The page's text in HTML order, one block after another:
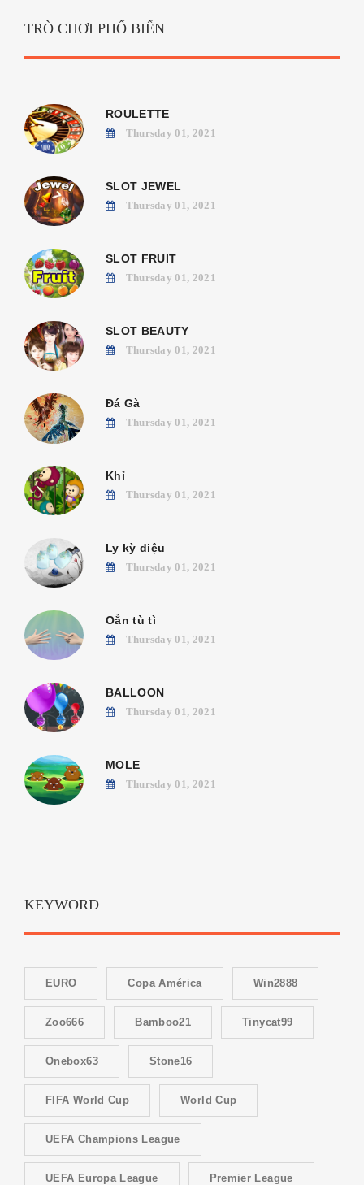
TRÒ CHƠI PHỔ BIẾN
ROULETTE
Thursday 01, 2021
SLOT JEWEL
Thursday 01, 2021
SLOT FRUIT
Thursday 01, 2021
SLOT BEAUTY
Thursday 01, 2021
Đá Gà
Thursday 01, 2021
Khỉ
Thursday 01, 2021
Ly kỳ diệu
Thursday 01, 2021
Oẳn tù tì
Thursday 01, 2021
BALLOON
Thursday 01, 2021
MOLE
Thursday 01, 2021
KEYWORD
EURO Copa América Win2888
Zoo666 Bamboo21 Tinycat99
Onebox63 Stone16
FIFA World Cup World Cup
UEFA Champions League
UEFA Europa League Premier League